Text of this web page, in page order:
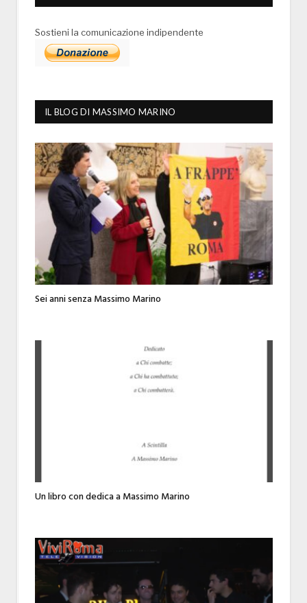
Sostieni la comunicazione indipendente
IL BLOG DI MASSIMO MARINO
Sei anni senza Massimo Marino
Un libro con dedica a Massimo Marino